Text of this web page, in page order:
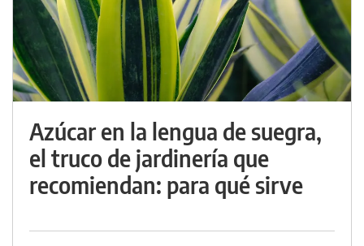
Azúcar en la lengua de suegra,
el truco de jardinería que
recomiendan: para qué sirve